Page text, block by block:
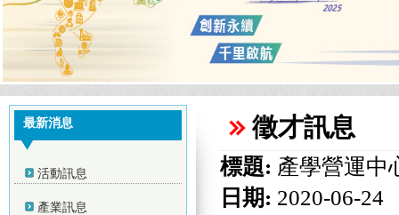
最新消息
活動訊息
產業訊息
徵才訊息
標題: 產學營運中
日期: 2020-06-24